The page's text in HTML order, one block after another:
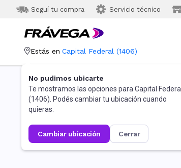
Seguí tu compra Servicio técnico
Estás en Capital Federal (1406)
No pudimos ubicarte
Te mostramos las opciones para Capital Federal
(1406). Podés cambiar tu ubicación cuando
quieras.
cambiar ubicación cerrar